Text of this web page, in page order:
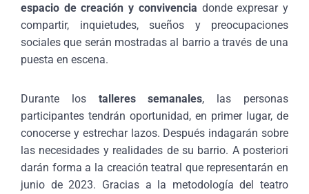
espacio de creación y convivencia donde expresar y
compartir, inquietudes, sueños y preocupaciones
sociales que serán mostradas al barrio a través de una
puesta en escena.
Durante los talleres semanales, las personas
participantes tendrán oportunidad, en primer lugar, de
conocerse y estrechar lazos. Después indagarán sobre
las necesidades y realidades de su barrio. A posteriori
darán forma a la creación teatral que representarán en
junio de 2023. Gracias a la metodología del teatro